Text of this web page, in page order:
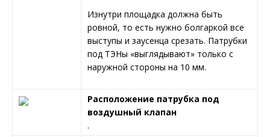
Изнутри площадка должна быть
ровной, то есть нужно болгаркой все
выступы и заусенца срезать. Патрубки
под ТЭНы «выглядывают» только с
наружной стороны на 10 мм.
Расположение патрубка под
воздушный клапан
.